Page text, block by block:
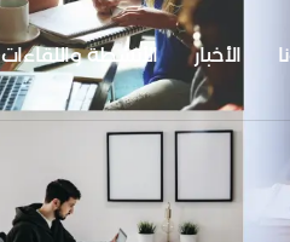
الأخبار الأنشطة واللقاءات